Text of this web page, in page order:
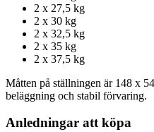
2 x 27,5 kg
2 x 30 kg
2 x 32,5 kg
2 x 35 kg
2 x 37,5 kg
Måtten på ställningen är 148 x
beläggning och stabil förvaring.
Anledningar att köpa